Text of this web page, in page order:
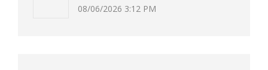
08/06/2026 3:12 PM